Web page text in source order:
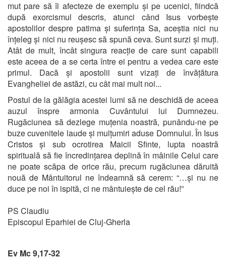
mut pare să îi afecteze de exemplu și pe ucenici, fiindcă
după exorcismul descris, atunci când Isus vorbește
apostolilor despre patima și suferința Sa, aceștia nici nu
înțeleg și nici nu reușesc să spună ceva. Sunt surzi și muți.
Atât de mult, încât singura reacție de care sunt capabili
este aceea de a se certa între ei pentru a vedea care este
primul. Dacă și apostolii sunt vizați de învățătura
Evangheliei de astăzi, cu cât mai mult noi...
Postul de la gălăgia acestei lumi să ne deschidă de aceea
auzul înspre armonia Cuvântului lui Dumnezeu.
Rugăciunea să dezlege muțenia noastră, punându-ne pe
buze cuvenitele laude și mulțumiri aduse Domnului. În Isus
Cristos și sub ocrotirea Maicii Sfinte, lupta noastră
spirituală să fie încredințarea deplină în mâinile Celui care
ne poate scăpa de orice rău, precum rugăciunea dăruită
nouă de Mântuitorul ne îndeamnă să cerem: “…și nu ne
duce pe noi în ispită, ci ne mântuiește de cel rău!”
PS Claudiu
Episcopul Eparhiei de Cluj-Gherla
Ev Mc 9,17-32